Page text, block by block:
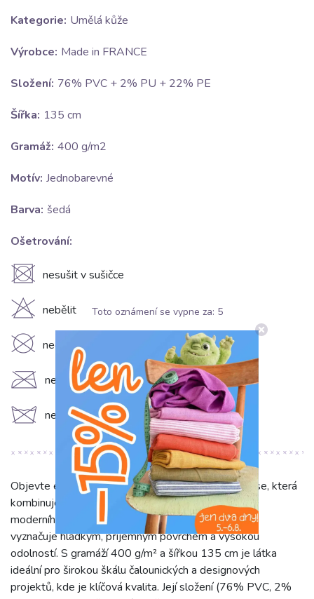
Kategorie: Umělá kůže
Výrobce: Made in FRANCE
Složení: 76% PVC + 2% PU + 22% PE
Šířka: 135 cm
Gramáž: 400 g/m2
Motív: Jednobarevné
Barva: šedá
Ošetrování:
U nesušit v sušičce
H nebělit
K nečistit chemicky
C nežehlit
d neprat
Objevte elegantní šedou umělou kůži KARIA ardoise, která
kombinuje luxusní vzhled pravé kůže s praktičností
moderního materiálu. Tato jednobarevná imitace se
vyznačuje hladkým, příjemným povrchem a vysokou
odolností. S gramáží 400 g/m² a šířkou 135 cm je látka
ideální pro širokou škálu čalounických a designových
projektů, kde je klíčová kvalita. Její složení (76% PVC, 2%
Toto oznámení se vypne za: 4